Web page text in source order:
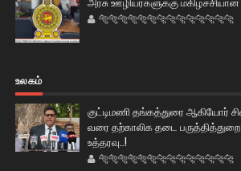
🐅🐅🐅🐅🐅🐅🐆🐆🐆🐆🐆🐆🐆🐆
உலகம்
குட்டிமணி தங்கத்துரை ஆகியோர்
வரை தற்காலிக தடை
உத்தரவு..!
🐅🐅🐅🐅🐅🐅🐆🐆🐆🐆🐆🐆🐆🐆